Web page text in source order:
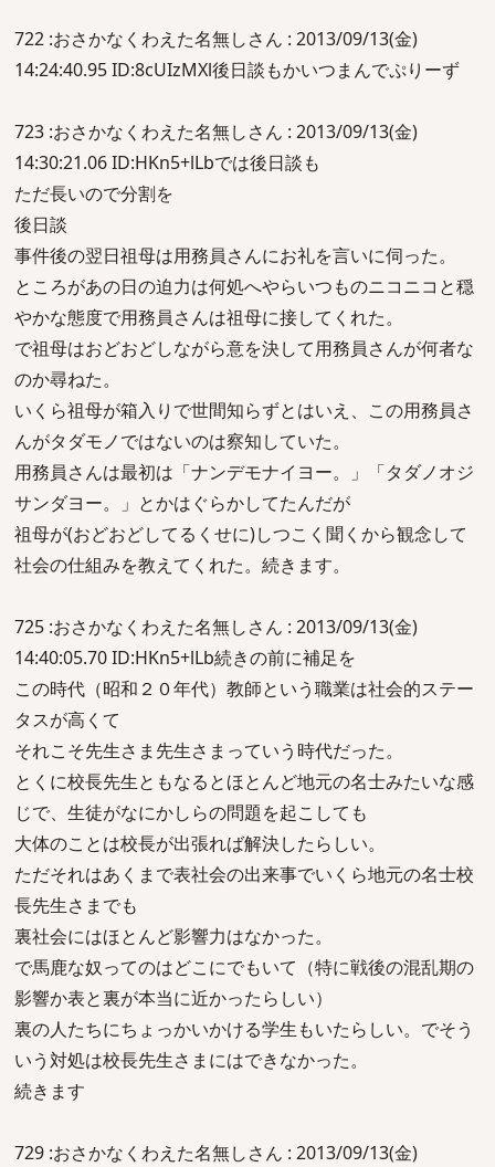
722 :おさかなくわえた名無しさん : 2013/09/13(金)
14:24:40.95 ID:8cUIzMXl後日談もかいつまんでぷりーず
723 :おさかなくわえた名無しさん : 2013/09/13(金)
14:30:21.06 ID:HKn5+lLbでは後日談も
ただ長いので分割を
後日談
事件後の翌日祖母は用務員さんにお礼を言いに伺った。
ところがあの日の迫力は何処へやらいつものニコニコと穏
やかな態度で用務員さんは祖母に接してくれた。
で祖母はおどおどしながら意を決して用務員さんが何者な
のか尋ねた。
いくら祖母が箱入りで世間知らずとはいえ、この用務員さ
んがタダモノではないのは察知していた。
用務員さんは最初は「ナンデモナイヨー。」「タダノオジ
サンダヨー。」とかはぐらかしてたんだが
祖母が(おどおどしてるくせに)しつこく聞くから観念して
社会の仕組みを教えてくれた。続きます。
725 :おさかなくわえた名無しさん : 2013/09/13(金)
14:40:05.70 ID:HKn5+lLb続きの前に補足を
この時代（昭和２０年代）教師という職業は社会的ステー
タスが高くて
それこそ先生さま先生さまっていう時代だった。
とくに校長先生ともなるとほとんど地元の名士みたいな感
じで、生徒がなにかしらの問題を起こしても
大体のことは校長が出張れば解決したらしい。
ただそれはあくまで表社会の出来事でいくら地元の名士校
長先生さまでも
裏社会にはほとんど影響力はなかった。
で馬鹿な奴ってのはどこにでもいて（特に戦後の混乱期の
影響か表と裏が本当に近かったらしい）
裏の人たちにちょっかいかける学生もいたらしい。でそう
いう対処は校長先生さまにはできなかった。
続きます
729 :おさかなくわえた名無しさん : 2013/09/13(金)